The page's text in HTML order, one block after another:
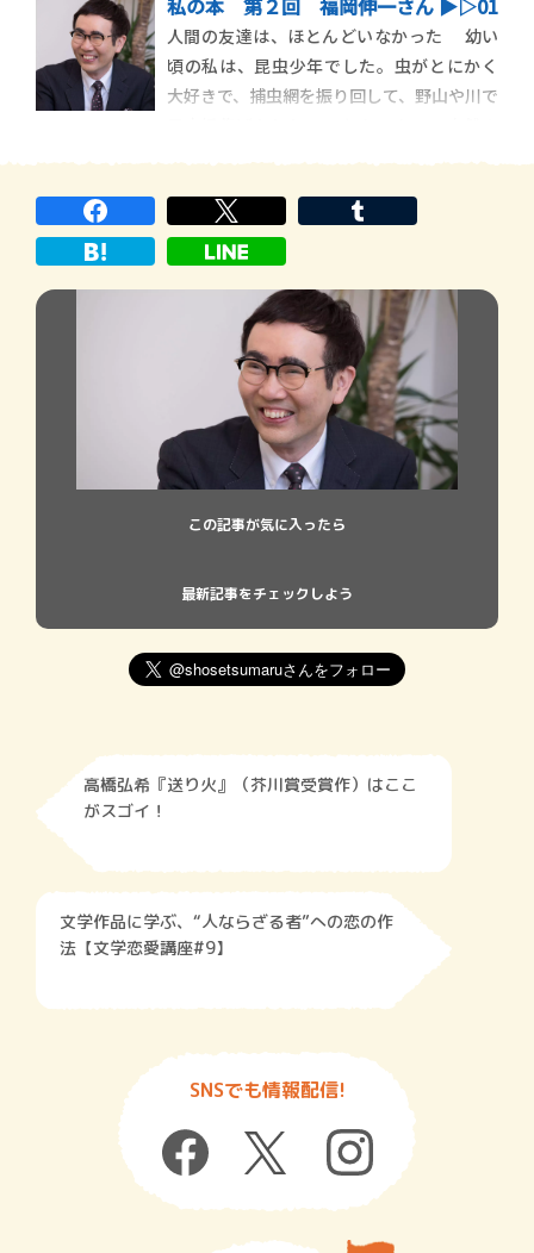
レーウェンフックの家から１００ｍも離れ
ていないところに、画家フェルメールが誕
生します。 幼い頃の私はレーウェンフッ
クのことを調べるうちに、フェ […]
人間の友達は、ほとんどいなかった 幼い
頃の私は、昆虫少年でした。虫がとにかく
大好きで、捕虫網を振り回して、野山や川で
いえばもう昆虫だけ。人間の友達は、ほと
んどいませんでした。 両 […]
この記事が気に入ったら
最新記事をチェックしよう
高橋弘希『送り火』（芥川賞受賞作）はここ
がスゴイ！
文学作品に学ぶ、“人ならざる者”への恋の作
法【文学恋愛講座#9】
SNSでも情報配信!